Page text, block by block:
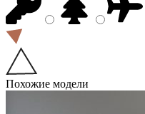
Похожие модели